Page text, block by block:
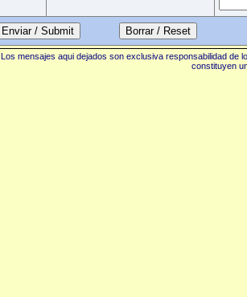
Enviar / Submit
Los mensajes aqui dejados son exclusiva responsabilidad de
constituyen